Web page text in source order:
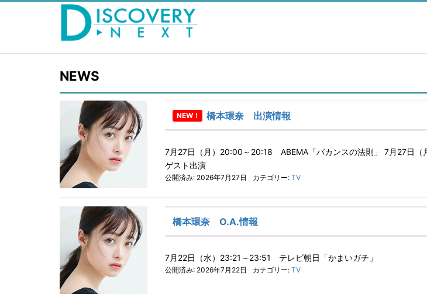
NEWS
NEW！ 橋本環奈 出演情報
7月27日（月）20:00～20:18 ABEMA「バカンスの法則」 7月27日
ゲスト出演
公開済み: 2026年7月27日 カテゴリー: TV
橋本環奈 O.A.情報
7月22日（水）23:21～23:51 テレビ朝日「かまいガチ」
公開済み: 2026年7月22日 カテゴリー: TV